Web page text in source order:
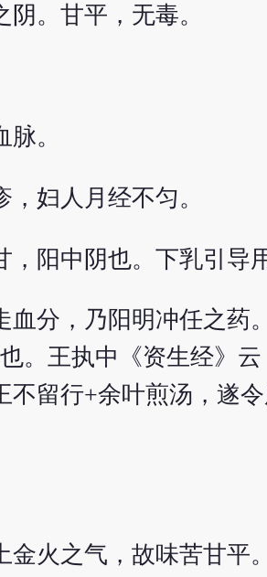
阴。甘平，无毒。
。
，妇人月经不匀。
，阳中阴也。下乳引导
血分，乃阳明冲任之
。王执中《资生经》
不留行+余叶煎汤，遂
金火之气，故味苦甘平